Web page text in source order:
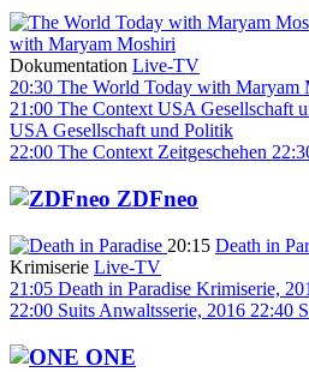
with Maryam Moshiri
Dokumentation Live-TV
20:30 The World Today with Maryam
21:00 The Context USA Gesellschaft
USA Gesellschaft und Politik
22:00 The Context Zeitgeschehen
ZDFneo
20:15 Death in
Krimiserie Live-TV
21:05 Death in Paradise Krimiserie,
22:00 Suits Anwaltsserie, 2016 22:40
ONE